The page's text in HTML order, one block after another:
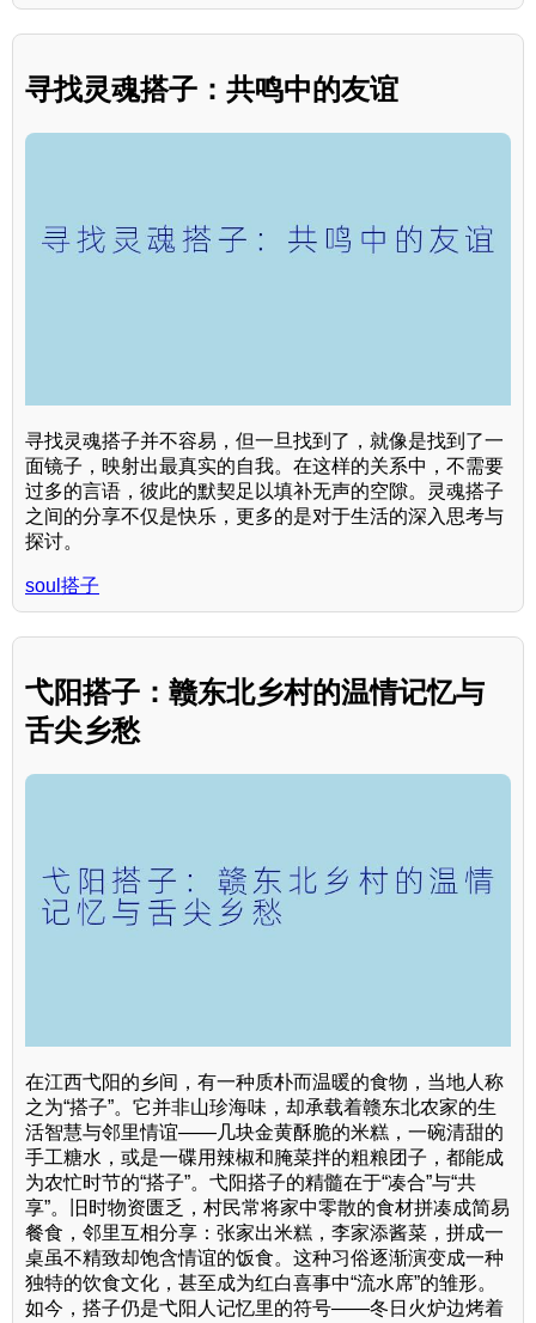
寻找灵魂搭子：共鸣中的友谊
寻找灵魂搭子并不容易，但一旦找到了，就像是找到了一
面镜子，映射出最真实的自我。在这样的关系中，不需要
过多的言语，彼此的默契足以填补无声的空隙。灵魂搭子
之间的分享不仅是快乐，更多的是对于生活的深入思考与
探讨。
soul搭子
弋阳搭子：赣东北乡村的温情记忆与
舌尖乡愁
在江西弋阳的乡间，有一种质朴而温暖的食物，当地人称
之为“搭子”。它并非山珍海味，却承载着赣东北农家的生
活智慧与邻里情谊——几块金黄酥脆的米糕，一碗清甜的
手工糖水，或是一碟用辣椒和腌菜拌的粗粮团子，都能成
为农忙时节的“搭子”。弋阳搭子的精髓在于“凑合”与“共
享”。旧时物资匮乏，村民常将家中零散的食材拼凑成简易
餐食，邻里互相分享：张家出米糕，李家添酱菜，拼成一
桌虽不精致却饱含情谊的饭食。这种习俗逐渐演变成一种
独特的饮食文化，甚至成为红白喜事中“流水席”的雏形。
如今，搭子仍是弋阳人记忆里的符号——冬日火炉边烤着